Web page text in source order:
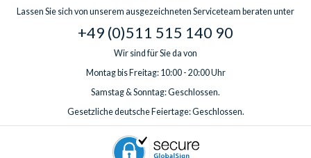
Lassen Sie sich von unserem ausgezeichneten Serviceteam beraten unter
+49 (0)511 515 140 90
Wir sind für Sie da von
Montag bis Freitag: 10:00 - 20:00 Uhr
Samstag & Sonntag: Geschlossen.
Gesetzliche deutsche Feiertage: Geschlossen.